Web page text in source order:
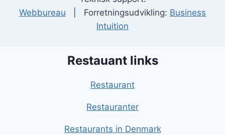
Webbureau | Forretningsudvikling: Business
Intuition
Restauant links
Restaurant
Restauranter
Restaurants in Denmark